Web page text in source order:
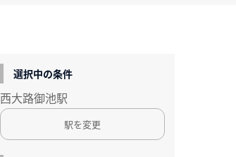
選択中の条件
西大路御池駅
駅を変更